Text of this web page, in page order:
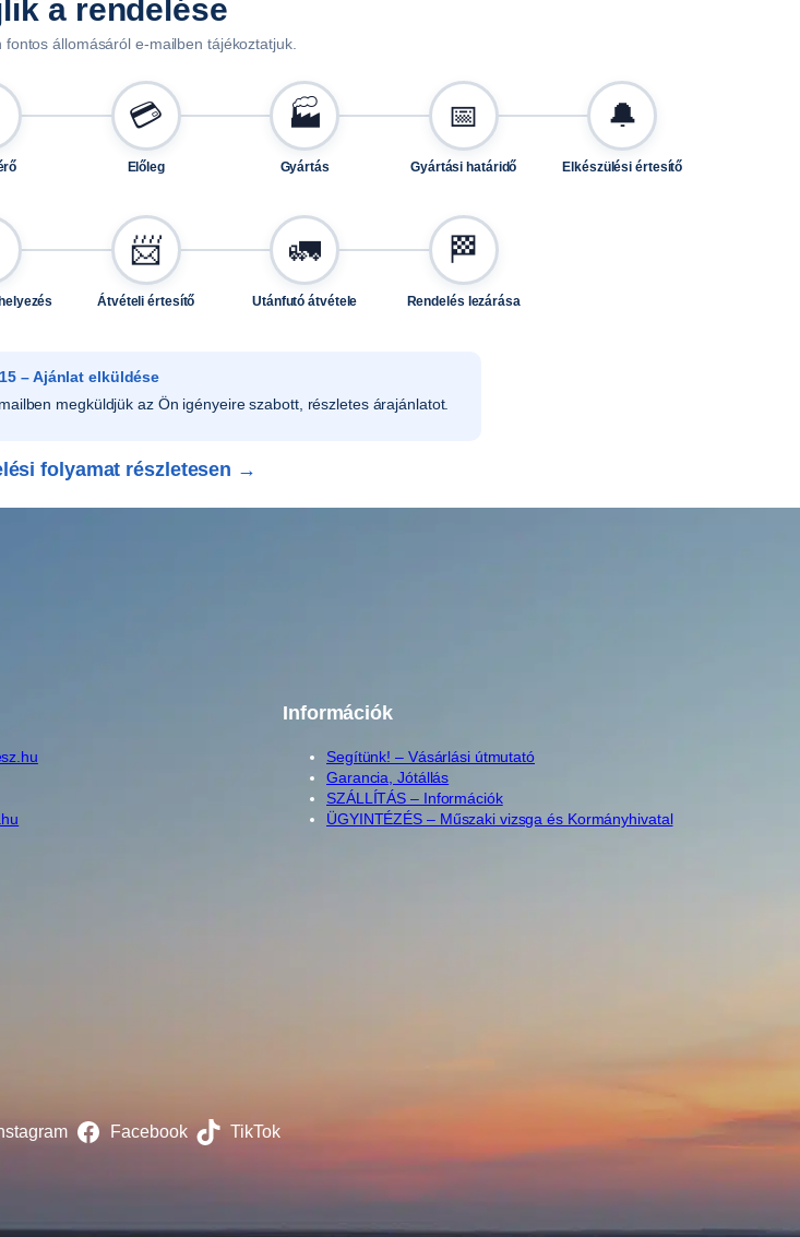
a rendelése
állomásáról e-mailben tájékoztatjuk.
💳
Előleg
🏭
Gyártás
📅
Gyártási határidő
🔔
Elkészülési értesítő
📨
Átvételi értesítő
🚛
Utánfutó átvétele
🏁
Rendelés lezárása
– Ajánlat elküldése
megküldjük az Ön igényeire szabott, részletes árajánlatot.
folyamat részletesen →
Információk
Segítünk! – Vásárlási útmutató
Garancia, Jótállás
SZÁLLÍTÁS – Információk
ÜGYINTÉZÉS – Műszaki vizsga és Kormányhivatal
Facebook TikTok